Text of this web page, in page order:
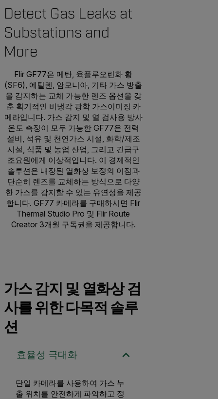
Detect Gas Leaks at
Substations and
More
Flir GF77은 메탄, 육플루오린화 황
(SF6), 에틸렌, 암모니아, 기타 가스 방출
을 감지하는 교체 가능한 렌즈 옵션을 갖
춘 획기적인 비냉각 광학 가스이미징 카
메라입니다. 가스 감지 및 열 검사용 방사
온도 측정이 모두 가능한 GF77은 전력
설비, 석유 및 천연가스 시설, 화학/제조
시설, 식품 및 농업 산업, 그리고 긴급구
조요원에게 이상적입니다. 이 경제적인
솔루션은 내장된 열화상 보정의 이점과
단순히 렌즈를 교체하는 방식으로 다양
한 가스를 감지할 수 있는 유연성을 제공
합니다. GF77 카메라를 구매하시면 Flir
Thermal Studio Pro 및 Flir Route
Creator 3개월 구독권을 제공합니다.
가스 감지 및 열화상 검
사를 위한 다목적 솔루
션
효율성 극대화
단일 카메라를 사용하여 가스 누
출 위치를 안전하게 파악하고 정